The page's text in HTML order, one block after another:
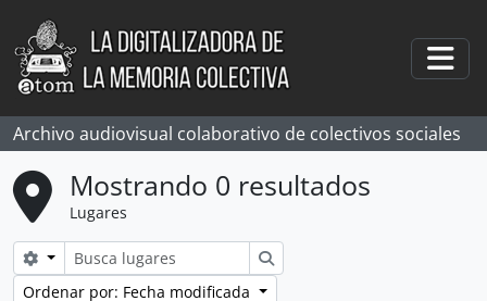
Skip to main content
Archivo audiovisual colaborativo de colectivos sociales
Mostrando 0 resultados
Lugares
Search options
Búsqueda
Ordenar por: Fecha modificada